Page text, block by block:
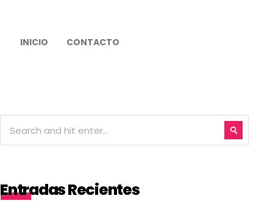
INICIO CONTACTO
Entradas Recientes